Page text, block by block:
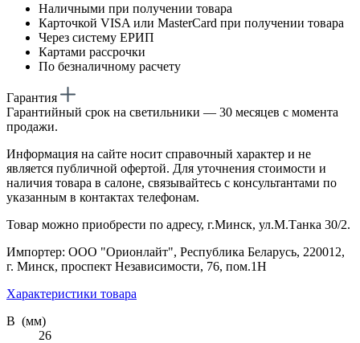
Наличными при получении товара
Карточкой VISA или MasterCard при получении товара
Через систему ЕРИП
Картами рассрочки
По безналичному расчету
Гарантия
Гарантийный срок на светильники — 30 месяцев с момента
продажи.
Информация на сайте носит справочный характер и не
является публичной офертой. Для уточнения стоимости и
наличия товара в салоне, связывайтесь с консультантами по
указанным в контактах телефонам.
Товар можно приобрести по адресу, г.Минск, ул.М.Танка 30/2.
Импортер: ООО "Орионлайт", Республика Беларусь, 220012,
г. Минск, проспект Независимости, 76, пом.1Н
Характеристики товара
В (мм)
26